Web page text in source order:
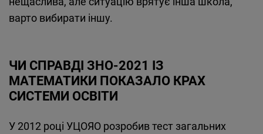
варто вибирати іншу.
ЧИ СПРАВДІ ЗНО-2021 ІЗ
МАТЕМАТИКИ ПОКАЗАЛО КРАХ
СИСТЕМИ ОСВІТИ
У 2012 році УЦОЯО розробив тест загальних